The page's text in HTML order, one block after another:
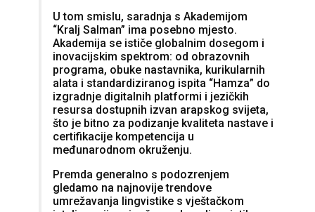
U tom smislu, saradnja s Akademijom
“Kralj Salman” ima posebno mjesto.
Akademija se ističe globalnim dosegom i
inovacijskim spektrom: od obrazovnih
programa, obuke nastavnika, kurikularnih
alata i standardiziranog ispita “Hamza” do
izgradnje digitalnih platformi i jezičkih
resursa dostupnih izvan arapskog svijeta,
što je bitno za podizanje kvaliteta nastave i
certifikacije kompetencija u
međunarodnom okruženju.
Premda generalno s podozrenjem
gledamo na najnovije trendove
umrežavanja lingvistike s vještačkom